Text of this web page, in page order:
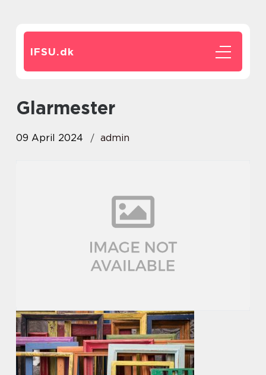
IFSU.dk
glarmester
09 April 2024 admin